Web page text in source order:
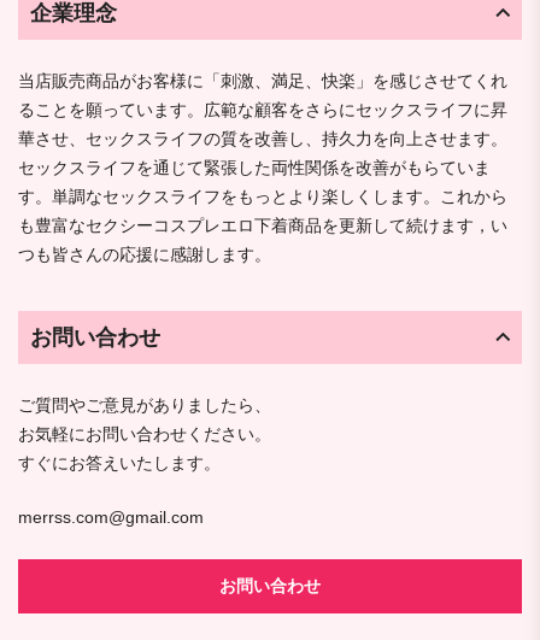
企業理念
当店販売商品がお客様に「刺激、満足、快楽」を感じさせてくれ
ることを願っています。広範な顧客をさらにセックスライフに昇
華させ、セックスライフの質を改善し、持久力を向上させます。
セックスライフを通じて緊張した両性関係を改善がもらていま
す。単調なセックスライフをもっとより楽しくします。これから
も豊富なセクシーコスプレエロ下着商品を更新して続けます，い
つも皆さんの応援に感謝します。
お問い合わせ
ご質問やご意見がありましたら、
お気軽にお問い合わせください。
すぐにお答えいたします。
merrss.com@gmail.com
お問い合わせ